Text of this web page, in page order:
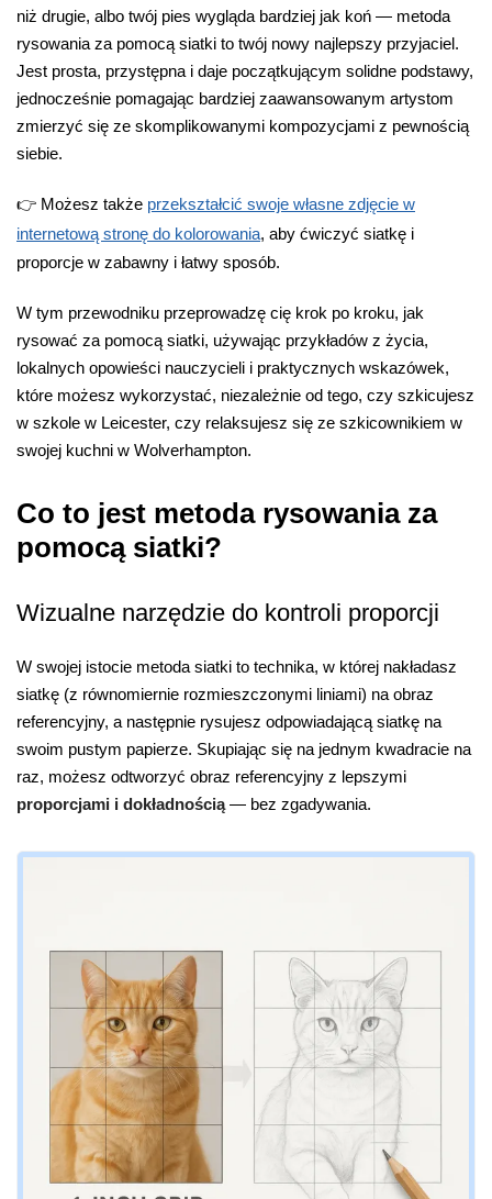
niż drugie, albo twój pies wygląda bardziej jak koń — metoda
rysowania za pomocą siatki to twój nowy najlepszy przyjaciel.
Jest prosta, przystępna i daje początkującym solidne podstawy,
jednocześnie pomagając bardziej zaawansowanym artystom
zmierzyć się ze skomplikowanymi kompozycjami z pewnością
siebie.
👉 Możesz także przekształcić swoje własne zdjęcie w
internetową stronę do kolorowania, aby ćwiczyć siatkę i
proporcje w zabawny i łatwy sposób.
W tym przewodniku przeprowadzę cię krok po kroku, jak
rysować za pomocą siatki, używając przykładów z życia,
lokalnych opowieści nauczycieli i praktycznych wskazówek,
które możesz wykorzystać, niezależnie od tego, czy szkicujesz
w szkole w Leicester, czy relaksujesz się ze szkicownikiem w
swojej kuchni w Wolverhampton.
Co to jest metoda rysowania za
pomocą siatki?
Wizualne narzędzie do kontroli proporcji
W swojej istocie metoda siatki to technika, w której nakładasz
siatkę (z równomiernie rozmieszczonymi liniami) na obraz
referencyjny, a następnie rysujesz odpowiadającą siatkę na
swoim pustym papierze. Skupiając się na jednym kwadracie na
raz, możesz odtworzyć obraz referencyjny z lepszymi
proporcjami i dokładnością— bez zgadywania.